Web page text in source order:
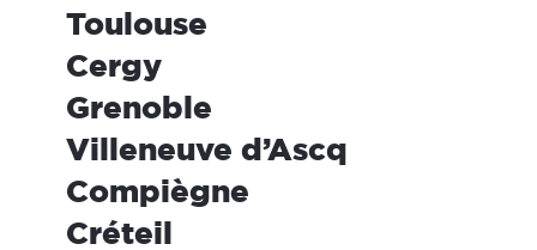
Toulouse
Cergy
Grenoble
Villeneuve d’Ascq
Compiègne
Créteil